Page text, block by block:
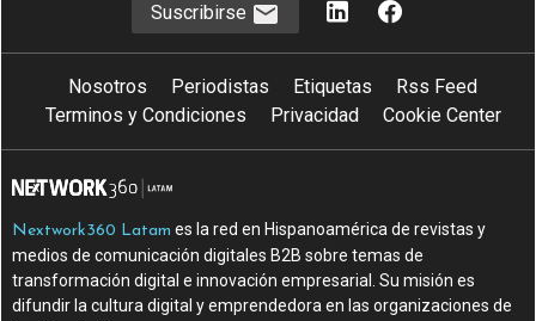
Suscribirse
Nosotros Periodistas Etiquetas
Rss Feed
Terminos y Condiciones
Privacidad Cookie Center
Nextwork360 Latam es la red en Hispanoamérica de revistas y
medios de comunicación digitales B2B sobre temas de
transformación digital e innovación empresarial. Su misión es
difundir la cultura digital y emprendedora en las organizaciones de